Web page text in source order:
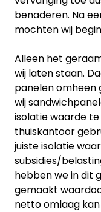
benaderen. Na
mochten wij
Alleen het
wij laten staan.
panelen omheen
wij
isolatie waarde
thuiskantoor
juiste isolatie
subsidies/
hebben we in dit
gemaakt
netto omlaag kan